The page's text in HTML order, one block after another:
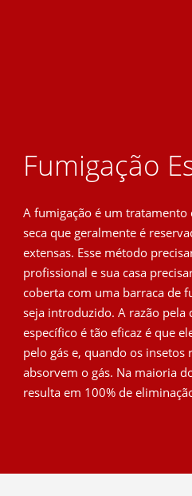
Fumigação
A fumigação é um tratamento
seca que geralmente é
extensas. Esse método
profissional e sua casa
coberta com uma barraca de
seja introduzido. A razão pela
específico é tão eficaz é que
pelo gás e, quando os
absorvem o gás. Na maioria
resulta em 100% de